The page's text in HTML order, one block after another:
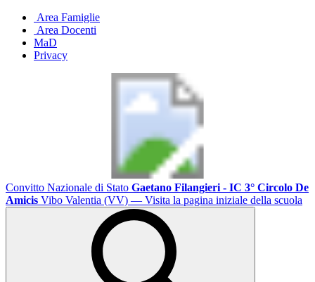
Area Famiglie
Area Docenti
MaD
Privacy
Convitto Nazionale di Stato Gaetano Filangieri - IC 3° Circolo De
Amicis Vibo Valentia (VV) — Visita la pagina iniziale della scuola